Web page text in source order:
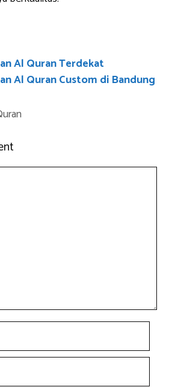
Al Quran Terdekat
Al Quran Custom di Bandung